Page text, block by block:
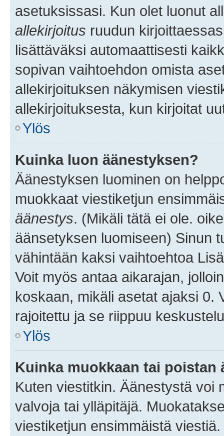
asetuksissasi. Kun olet luonut
allekirjoitus ruudun
lisättäväksi automaattisesti
sopivan vaihtoehdon omista
allekirjoituksen näkymisen
allekirjoituksesta, kun kirjoitat
Ylös
Kuinka luon äänestyksen?
Äänestyksen luominen on
muokkaat viestiketjun
äänestys. (Mikäli tätä ei ole.
äänsetyksen luomiseen) Sinun
vähintään kaksi vaihtoehtoa
Voit myös antaa aikarajan,
koskaan, mikäli asetat ajaksi 0.
rajoitettu ja se riippuu
Ylös
Kuinka muokkaan tai poistan
Kuten viestitkin. Äänestystä voi
valvoja tai ylläpitäjä.
viestiketjun ensimmäistä